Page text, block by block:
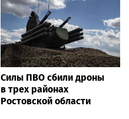
Силы ПВО сбили дроны
в трех районах
Ростовской области